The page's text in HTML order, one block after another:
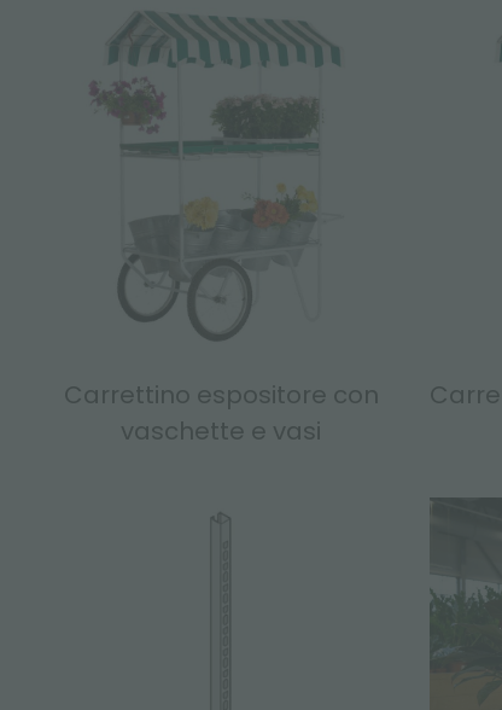
Carrettino espositore con
vaschette e vasi